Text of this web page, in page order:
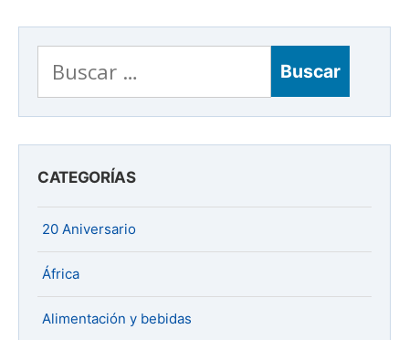
Buscar:
CATEGORÍAS
20 Aniversario
África
Alimentación y bebidas